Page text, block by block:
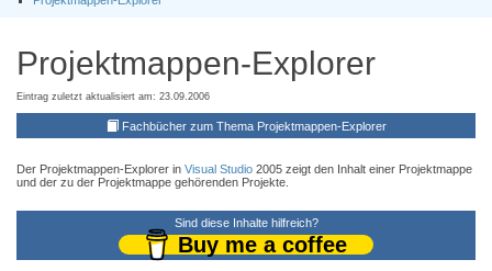
Projektmappen-Explorer
Eintrag zuletzt aktualisiert am: 23.09.2006
Fachbücher zum Thema Projektmappen-Explorer
Der Projektmappen-Explorer in Visual Studio 2005 zeigt den Inhalt einer Projektmappe
und der zu der Projektmappe gehörenden Projekte.
Sind diese Inhalte hilfreich?
Buy me a coffee